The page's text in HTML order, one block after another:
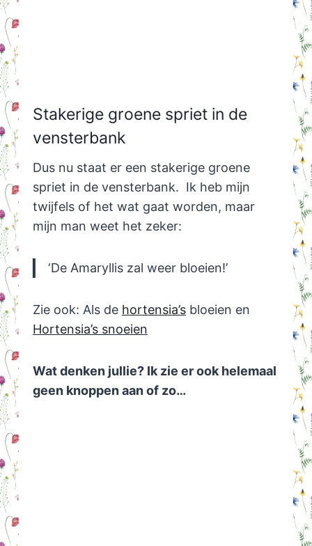
Stakerige groene spriet in de
vensterbank
Dus nu staat er een stakerige groene
spriet in de vensterbank. Ik heb mijn
twijfels of het wat gaat worden, maar
mijn man weet het zeker:
‘De Amaryllis zal weer bloeien!’
Zie ook: Als de hortensia’sbloeien en
Hortensia’s snoeien
Wat denken jullie? Ik zie er ook helemaal
geen knoppen aan of zo…